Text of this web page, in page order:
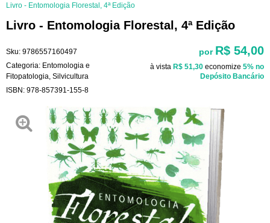
Livro - Entomologia Florestal, 4ª Edição
Livro - Entomologia Florestal, 4ª Edição
Sku: 9786557160497
Categoria: Entomologia e
Fitopatologia Silvicultura
ISBN: 978-857391-155-8
por R$ 54,00
à vista R$ 51,30 economize 5% no
Depósito Bancário